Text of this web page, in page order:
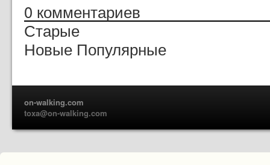
0 комментариев
Старые
Новые Популярные
on-walking.com
toxa@on-walking.com